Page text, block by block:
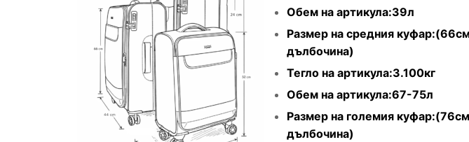
Обем на артикула:39л
Размер на средния
дълбочина)
Тегло на артикула:3.100кг
Обем на артикула:67-75л
Размер на големия
дълбочина)